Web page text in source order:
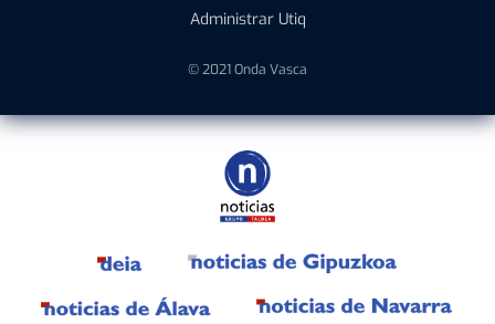
Administrar Utiq
© 2021 Onda Vasca